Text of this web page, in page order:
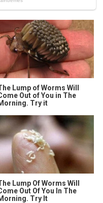
Lump of Worms Will
Out of You in The
Try it
Lump Of Worms Will
Out Of You In The
Try It